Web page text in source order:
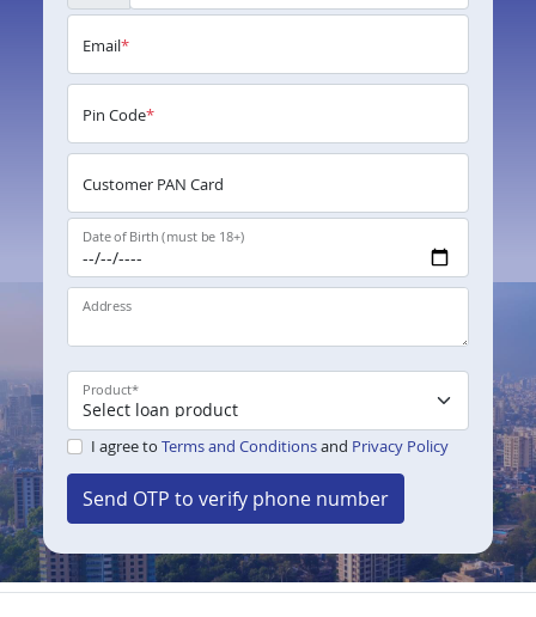
Email*
Pin Code*
Customer PAN Card
Date of Birth (must be 18+)
Address
Product*
I agree to Terms and Conditionsand Privacy Policy
Send OTP to verify phone number